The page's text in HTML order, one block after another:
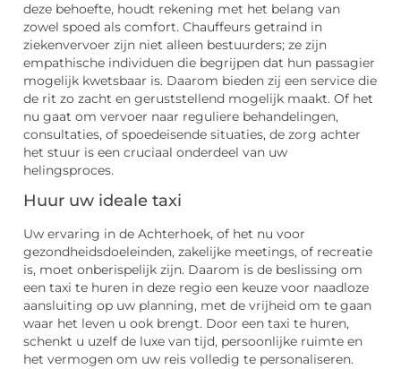
deze behoefte, houdt rekening met het belang van
zowel spoed als comfort. Chauffeurs getraind in
ziekenvervoer zijn niet alleen bestuurders; ze zijn
empathische individuen die begrijpen dat hun passagier
mogelijk kwetsbaar is. Daarom bieden zij een service die
de rit zo zacht en geruststellend mogelijk maakt. Of het
nu gaat om vervoer naar reguliere behandelingen,
consultaties, of spoedeisende situaties, de zorg achter
het stuur is een cruciaal onderdeel van uw
helingsproces.
Huur uw ideale taxi
Uw ervaring in de Achterhoek, of het nu voor
gezondheidsdoeleinden, zakelijke meetings, of recreatie
is, moet onberispelijk zijn. Daarom is de beslissing om
een taxi te huren in deze regio een keuze voor naadloze
aansluiting op uw planning, met de vrijheid om te gaan
waar het leven u ook brengt. Door een taxi te huren,
schenkt u uzelf de luxe van tijd, persoonlijke ruimte en
het vermogen om uw reis volledig te personaliseren.